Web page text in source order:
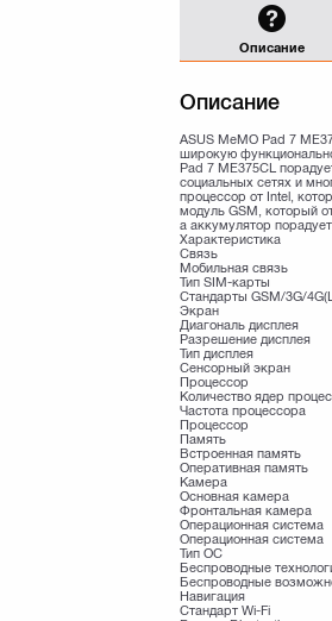
Описание
Описание
ASUS MeMO Pad 7
широкую
Pad 7 ME375CL
социальных сетях и
процессор от Intel,
модуль GSM, который
а аккумулятор
Характеристика
Связь
Мобильная связь
Тип SIM-карты
Стандарты GSM/3G/
Экран
Диагональ дисплея
Разрешение дисплея
Тип дисплея
Сенсорный экран
Процессор
Количество ядер
Частота процессора
Процессор
Память
Встроенная память
Оперативная память
Камера
Основная камера
Фронтальная камера
Операционная система
Операционная система
Тип ОС
Беспроводные
Беспроводные
Навигация
Стандарт Wi-Fi